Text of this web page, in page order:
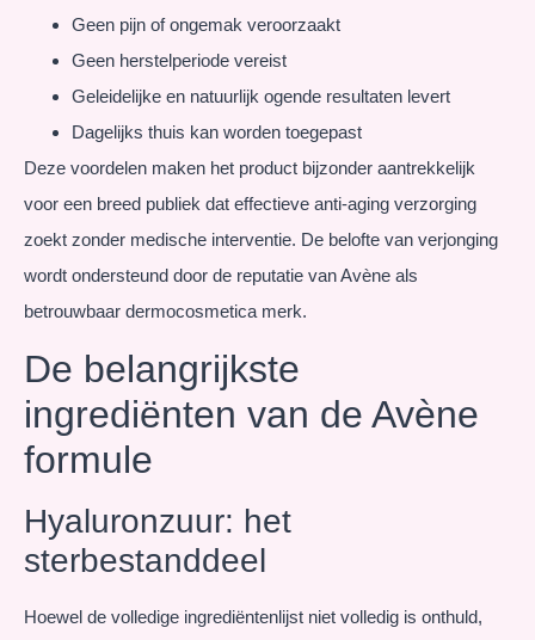
Geen pijn of ongemak veroorzaakt
Geen herstelperiode vereist
Geleidelijke en natuurlijk ogende resultaten levert
Dagelijks thuis kan worden toegepast
Deze voordelen maken het product bijzonder aantrekkelijk
voor een breed publiek dat effectieve anti-aging verzorging
zoekt zonder medische interventie. De belofte van verjonging
wordt ondersteund door de reputatie van Avène als
betrouwbaar dermocosmetica merk.
De belangrijkste
ingrediënten van de Avène
formule
Hyaluronzuur: het
sterbestanddeel
Hoewel de volledige ingrediëntenlijst niet volledig is onthuld,